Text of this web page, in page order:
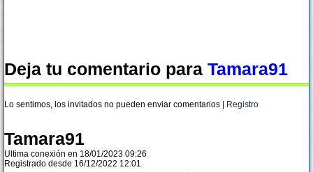
Deja tu comentario para Tamara91
Lo sentimos, los invitados no pueden enviar comentarios | Registro
Tamara91
Ultima conexión en 18/01/2023 09:26
Registrado desde 16/12/2022 12:01